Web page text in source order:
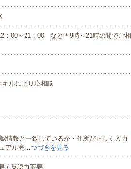
：00～21：00 など＊9時～21時の間でご相
ルにより応相談
情報と一致しているか・住所が正しく入力
アル完…つづきを見る
/ 英語力不要